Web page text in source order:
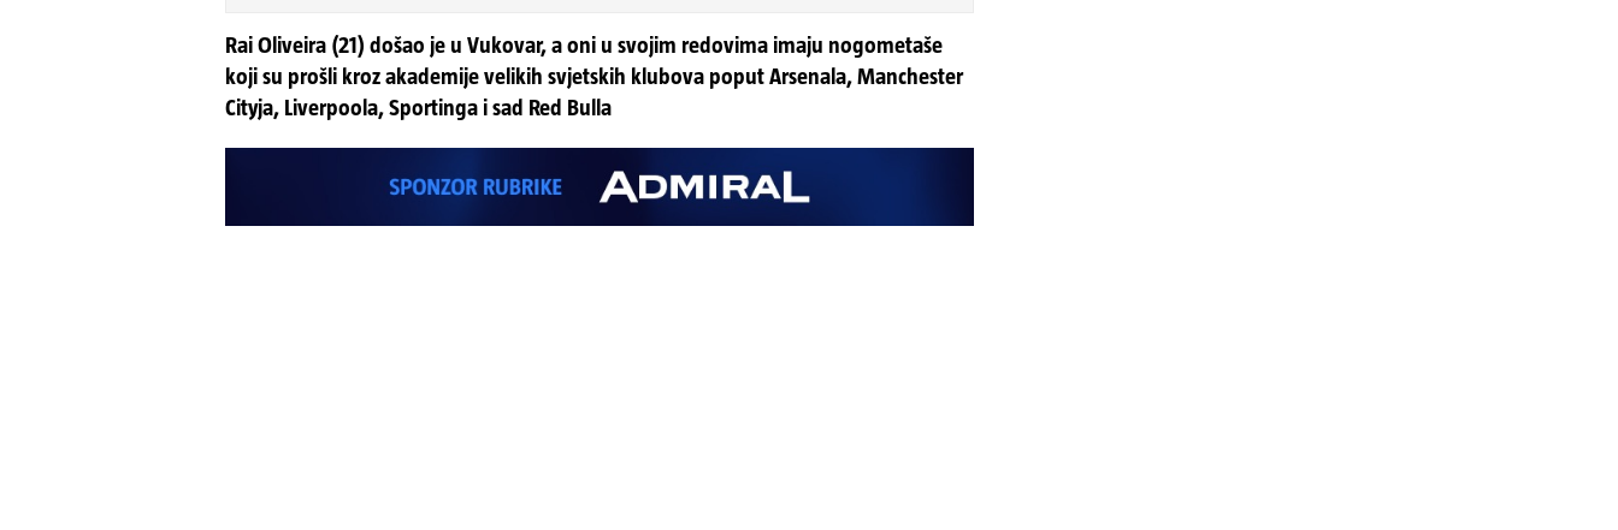
Rai Oliveira (21) došao je u Vukovar, a oni u svojim redovima imaju nogometaše
koji su prošli kroz akademije velikih svjetskih klubova poput Arsenala, Manchester
Cityja, Liverpoola, Sportinga i sad Red Bulla